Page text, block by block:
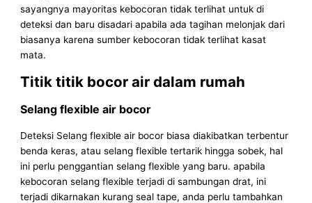
sayangnya mayoritas kebocoran tidak terlihat untuk di
deteksi dan baru disadari apabila ada tagihan melonjak dari
biasanya karena sumber kebocoran tidak terlihat kasat
mata.
Titik titik bocor air dalam rumah
Selang flexible air bocor
Deteksi Selang flexible air bocor biasa diakibatkan terbentur
benda keras, atau selang flexible tertarik hingga sobek, hal
ini perlu penggantian selang flexible yang baru. apabila
kebocoran selang flexible terjadi di sambungan drat, ini
terjadi dikarnakan kurang seal tape, anda perlu tambahkan